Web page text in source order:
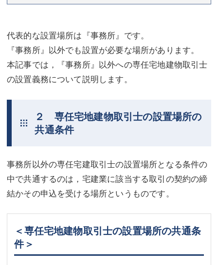
アクセス
埼玉事務所 (さいたま市)
川口事務所（埼玉県川口市）
東京事務所 (新宿・四谷)
川口事務所（埼玉県川口市）
お問い合せフォーム
代表的な設置場所は『事務所』です。
『事務所』以外でも設置が必要な場所があります。
本記事では，『事務所』以外への専任宅地建物取引士
の設置義務について説明します。
２ 専任宅地建物取引士の設置場所の
共通条件
事務所以外の専任宅建取引士の設置場所となる条件の
中で共通するのは，宅建業に該当する取引の契約の締
結かその申込を受ける場所というものです。
＜専任宅地建物取引士の設置場所の共通条
件＞